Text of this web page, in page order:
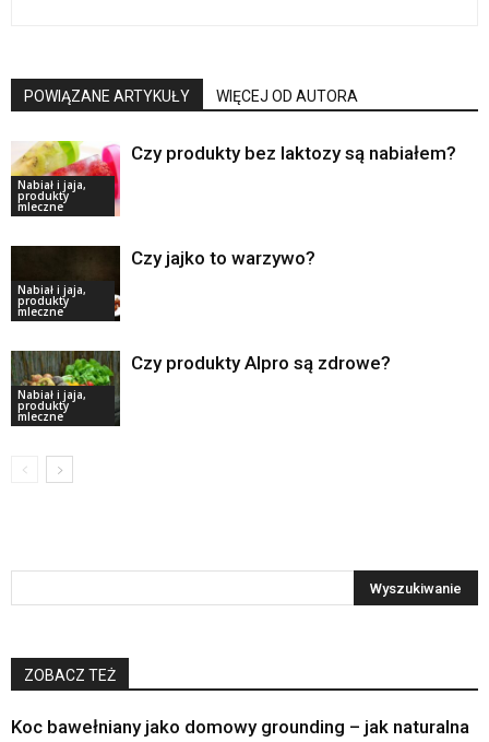
POWIĄZANE ARTYKUŁY WIĘCEJ OD AUTORA
Nabiał i jaja,
produkty
mleczne
Czy produkty bez laktozy są nabiałem?
Nabiał i jaja,
produkty
mleczne
Czy jajko to warzywo?
Nabiał i jaja,
produkty
mleczne
Czy produkty Alpro są zdrowe?
ZOBACZ TEŻ
Koc bawełniany jako domowy grounding – jak naturalna